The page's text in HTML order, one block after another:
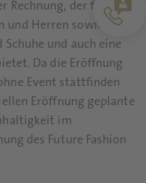
Rechnung, der fair
und Herren sowie
Schuhe und auch eine
Da die Eröffnung
Event stattfinden
Eröffnung geplante
im
des Future Fashion